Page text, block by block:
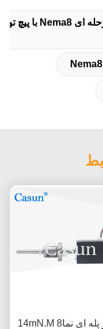
موتور پله ای نما8 14mN.M